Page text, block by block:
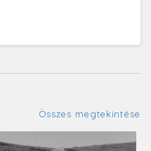
Összes megtekintése